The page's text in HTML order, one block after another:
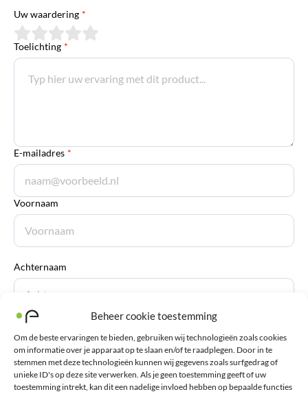
Beheer cookie toestemming
Om de beste ervaringen te bieden, gebruiken wij technologieën zoals cookies
om informatie over je apparaat op te slaan en/of te raadplegen. Door in te
stemmen met deze technologieën kunnen wij gegevens zoals surfgedrag of
unieke ID's op deze site verwerken. Als je geen toestemming geeft of uw
toestemming intrekt, kan dit een nadelige invloed hebben op bepaalde functies
Uw waardering *
Toelichting *
E-mailadres *
Voornaam
Achternaam
Verstuur review